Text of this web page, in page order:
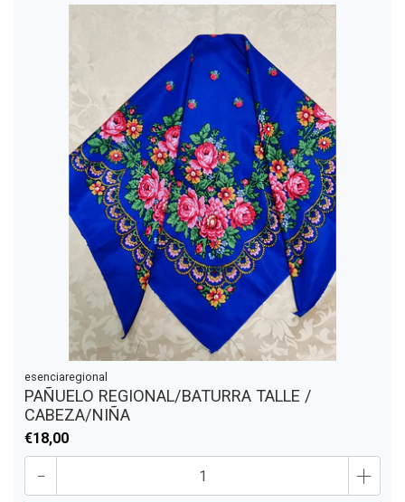
esenciaregional
PAÑUELO REGIONAL/BATURRA TALLE /
CABEZA/NIÑA
€18,00
- +